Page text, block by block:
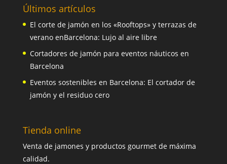
Últimos artículos
El corte de jamón en los «Rooftops» y terrazas de
verano enBarcelona: Lujo al aire libre
Cortadores de jamón para eventos náuticos en
Barcelona
Eventos sostenibles en Barcelona: El cortador de
jamón y el residuo cero
Tienda online
Venta de jamones y productos gourmet de máxima
calidad.